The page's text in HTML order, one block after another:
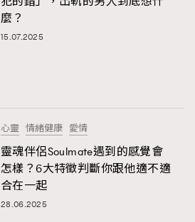
麼？
15.07.2025
心靈 情緒健康 愛情
靈魂伴侶Soulmate遇到的感覺會
怎樣？6大特徵判斷你跟他適不適
合在一起
28.06.2025